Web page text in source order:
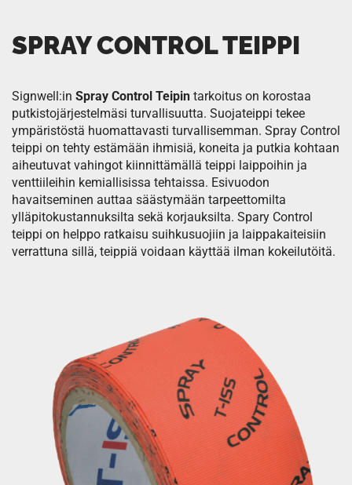
SPRAY CONTROL TEIPPI
Signwell:in Spray Control Teipin tarkoitus on korostaa
putkistojärjestelmäsi turvallisuutta. Suojateippi tekee
ympäristöstä huomattavasti turvallisemman. Spray Control
teippi on tehty estämään ihmisiä, koneita ja putkia kohtaan
aiheutuvat vahingot kiinnittämällä teippi laippoihin ja
venttiileihin kemiallisissa tehtaissa. Esivuodon
havaitseminen auttaa säästymään tarpeettomilta
ylläpitokustannuksilta sekä korjauksilta. Spary Control
teippi on helppo ratkaisu suihkusuojiin ja laippakaiteisiin
verrattuna sillä, teippiä voidaan käyttää ilman kokeilutöitä.